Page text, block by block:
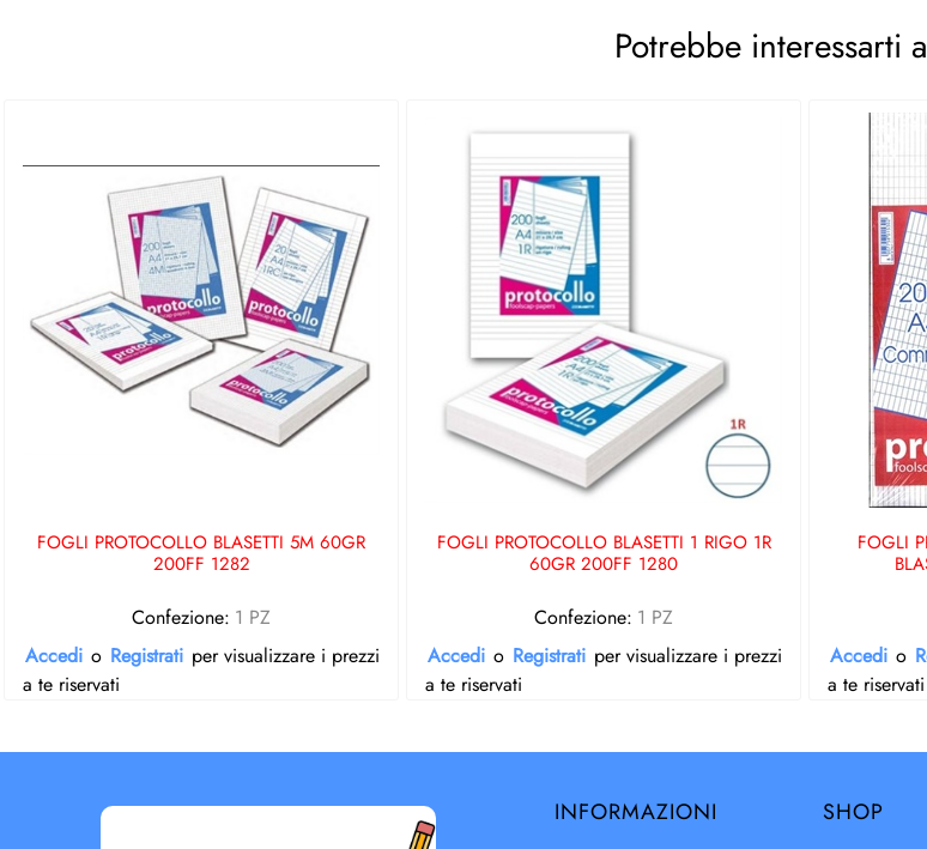
Potrebbe interessarti
FOGLI PROTOCOLLO BLASETTI 5M 60GR
200FF 1282
Confezione: 1 PZ
Accedi o Registrati per visualizzare i prezzi
a te riservati
FOGLI PROTOCOLLO BLASETTI 1 RIGO 1R
60GR 200FF 1280
Confezione: 1 PZ
Accedi o Registrati per visualizzare i prezzi
a te riservati
FOGLI
Accedi o
a te riservati
INFORMAZIONI SHOP